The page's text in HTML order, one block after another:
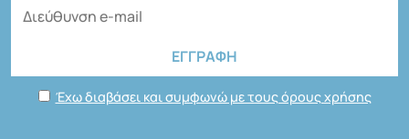
Έχω διαβάσει και συμφωνώ με τους όρους χρήσης